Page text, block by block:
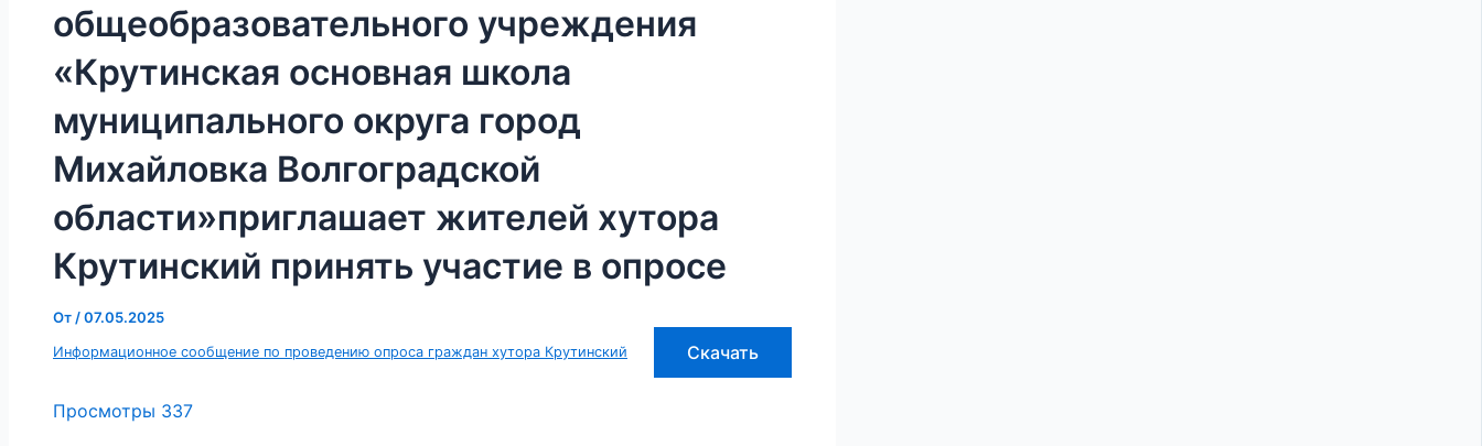
общеобразовательного учреждения
«Крутинская основная школа
муниципального округа город
Михайловка Волгоградской
области»приглашает жителей хутора
Крутинский принять участие в опросе
От /07.05.2025
Информационное сообщение по проведению опроса граждан хутора Крутинский Скачать
Просмотры 337